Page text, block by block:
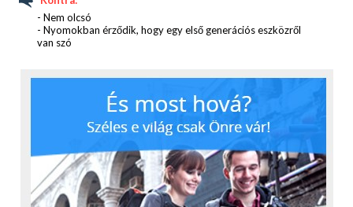
- Nem olcsó
- Nyomokban érződik, hogy egy első generációs eszközről
van szó